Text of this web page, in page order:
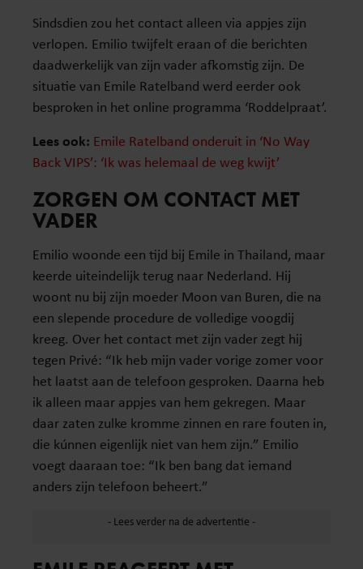
Sindsdien zou het contact alleen via appjes zijn
verlopen. Emilio twijfelt eraan of die berichten
daadwerkelijk van zijn vader afkomstig zijn. De
situatie van Emile Ratelband werd eerder ook
besproken in het online programma ‘Roddelpraat’.
Lees ook: Emile Ratelband onderuit in ‘No Way
Back VIPS’: ‘Ik was helemaal de weg kwijt’
ZORGEN OM CONTACT MET
VADER
Emilio woonde een tijd bij Emile in Thailand, maar
keerde uiteindelijk terug naar Nederland. Hij
woont nu bij zijn moeder Moon van Buren, die na
een slepende procedure de volledige voogdij
kreeg. Over het contact met zijn vader zegt hij
tegen Privé: “Ik heb mijn vader vorige zomer voor
het laatst aan de telefoon gesproken. Daarna heb
ik alleen maar appjes van hem gekregen. Maar
daar zaten zulke kromme zinnen en rare fouten in,
die kúnnen eigenlijk niet van hem zijn.” Emilio
voegt daaraan toe: “Ik ben bang dat iemand
anders zijn telefoon beheert.”